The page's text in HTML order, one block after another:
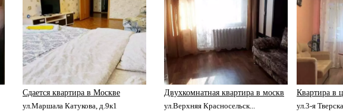
Сдается квaртирa в Москве
ул.Маршала Катукова, д.9к1
Двухкомнатная квартира в москв
ул.Верхняя Красносельск...
Квартира в
ул.3-я